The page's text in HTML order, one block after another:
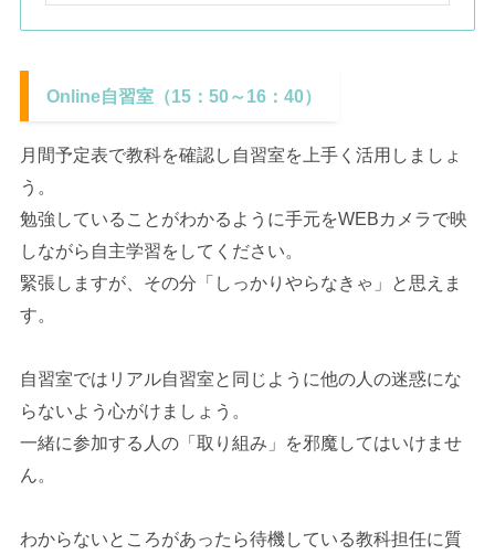
Online自習室（15：50～16：40）
月間予定表で教科を確認し自習室を上手く活用しましょ
う。
勉強していることがわかるように手元をWEBカメラで映
しながら自主学習をしてください。
緊張しますが、その分「しっかりやらなきゃ」と思えま
す。
自習室ではリアル自習室と同じように他の人の迷惑にな
らないよう心がけましょう。
一緒に参加する人の「取り組み」を邪魔してはいけませ
ん。
わからないところがあったら待機している教科担任に質